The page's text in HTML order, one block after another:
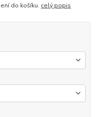
do košíku. celý popis